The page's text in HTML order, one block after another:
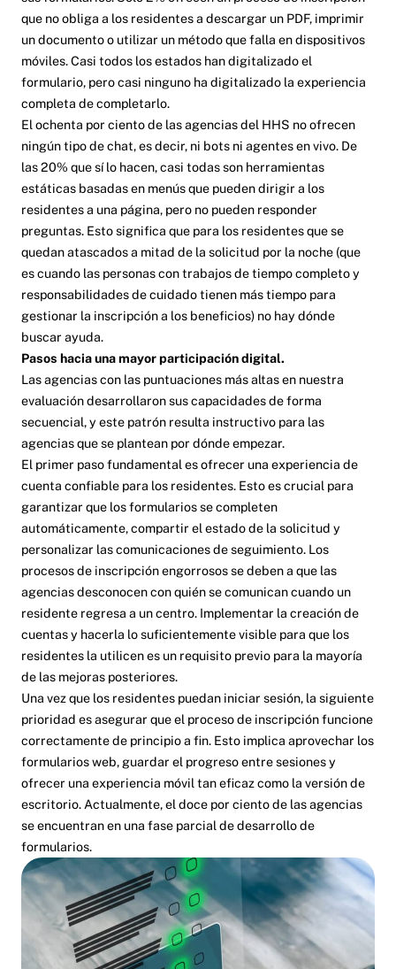
que no obliga a los residentes a descargar un PDF, imprimir
un documento o utilizar un método que falla en dispositivos
móviles. Casi todos los estados han digitalizado el
formulario, pero casi ninguno ha digitalizado la experiencia
completa de completarlo.
El ochenta por ciento de las agencias del HHS no ofrecen
ningún tipo de chat, es decir, ni bots ni agentes en vivo. De
las 20% que sí lo hacen, casi todas son herramientas
estáticas basadas en menús que pueden dirigir a los
residentes a una página, pero no pueden responder
preguntas. Esto significa que para los residentes que se
quedan atascados a mitad de la solicitud por la noche (que
es cuando las personas con trabajos de tiempo completo y
responsabilidades de cuidado tienen más tiempo para
gestionar la inscripción a los beneficios) no hay dónde
buscar ayuda.
Pasos hacia una mayor participación digital.
Las agencias con las puntuaciones más altas en nuestra
evaluación desarrollaron sus capacidades de forma
secuencial, y este patrón resulta instructivo para las
agencias que se plantean por dónde empezar.
El primer paso fundamental es ofrecer una experiencia de
cuenta confiable para los residentes. Esto es crucial para
garantizar que los formularios se completen
automáticamente, compartir el estado de la solicitud y
personalizar las comunicaciones de seguimiento. Los
procesos de inscripción engorrosos se deben a que las
agencias desconocen con quién se comunican cuando un
residente regresa a un centro. Implementar la creación de
cuentas y hacerla lo suficientemente visible para que los
residentes la utilicen es un requisito previo para la mayoría
de las mejoras posteriores.
Una vez que los residentes puedan iniciar sesión, la siguiente
prioridad es asegurar que el proceso de inscripción funcione
correctamente de principio a fin. Esto implica aprovechar los
formularios web, guardar el progreso entre sesiones y
ofrecer una experiencia móvil tan eficaz como la versión de
escritorio. Actualmente, el doce por ciento de las agencias
se encuentran en una fase parcial de desarrollo de
formularios.